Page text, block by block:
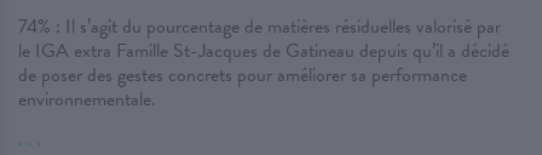
74% : Il s’agit du pourcentage de matières résiduelles valorisé par
le IGA extra Famille St-Jacques de Gatineau depuis qu’il a décidé
de poser des gestes concrets pour améliorer sa performance
environnementale.
. . .